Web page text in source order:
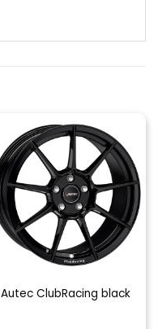
Autec ClubRacing black